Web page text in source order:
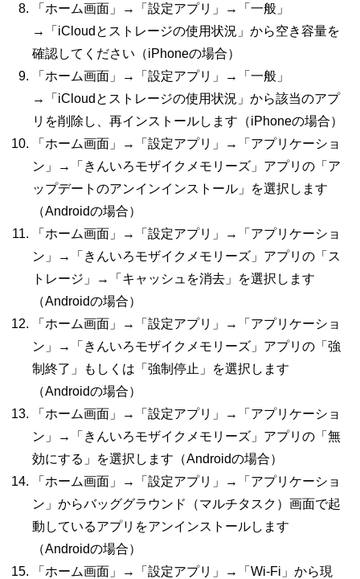
「ホーム画面」→「設定アプリ」→「一般」
→「 iCloud とストレージの使用状況」から空き容量を
確認してください（iPhoneの場合）
「ホーム画面」→「設定アプリ」→「一般」
→「 iCloud とストレージの使用状況」から該当のアプ
リを削除し、再インストールします（iPhoneの場合）
「ホーム画面」→「設定アプリ」→「アプリケーショ
ン」→「きんいろモザイクメモリーズ」アプリの「ア
ップデートのアンインインストール」を選択します
（Androidの場合）
「ホーム画面」→「設定アプリ」→「アプリケーショ
ン」→「きんいろモザイクメモリーズ」アプリの「ス
トレージ」→「キャッシュを消去」を選択します
（Androidの場合）
「ホーム画面」→「設定アプリ」→「アプリケーショ
ン」→「きんいろモザイクメモリーズ」アプリの「強
制終了」もしくは「強制停止」を選択します
（Androidの場合）
「ホーム画面」→「設定アプリ」→「アプリケーショ
ン」→「きんいろモザイクメモリーズ」アプリの「無
効にする」を選択します（Androidの場合）
「ホーム画面」→「設定アプリ」→「アプリケーショ
ン」からバッググラウンド（マルチタスク）画面で起
動しているアプリをアンインストールします
（Androidの場合）
「ホーム画面」→「設定アプリ」→「 Wi-Fi 」から現